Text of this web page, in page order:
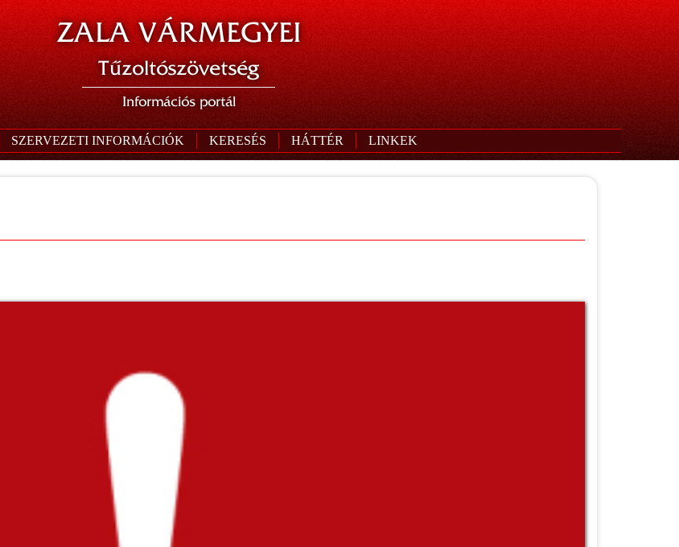
ZALA VÁRMEGYEI
Tűzoltószövetség
Információs portál
SZERVEZETI INFORMÁCIÓK KERESÉS HÁTTÉR LINKEK